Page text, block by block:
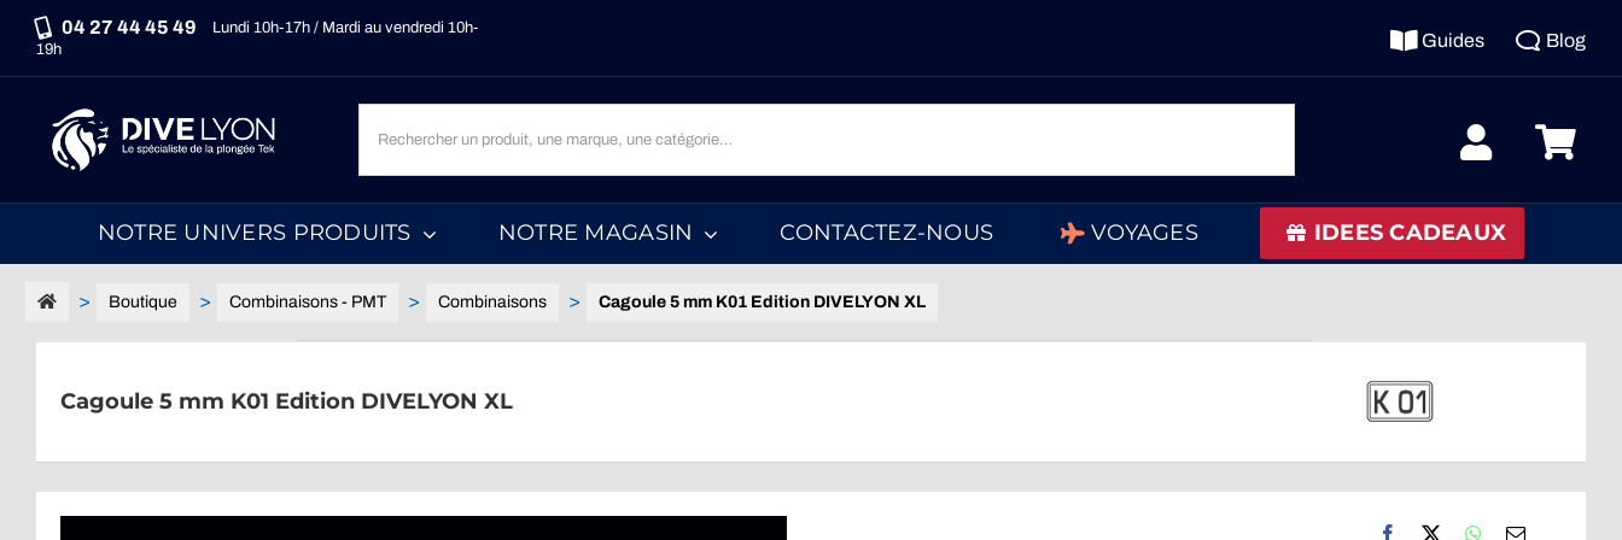
Passer
04 27 44 45 49
Lundi 10h-17h / Mardi au vendredi 10h-
19h
Guides Blog
un
produit,
une
marque,
une
NOTRE UNIVERS PRODUITS NOTRE MAGASIN CONTACTEZ-NOUS VOYAGES IDEES CADEAUX
Boutique Combinaisons - PMT Combinaisons Cagoule 5 mm K01 Edition DIVELYON XL
Cagoule 5 mm K01 Edition DIVELYON XL